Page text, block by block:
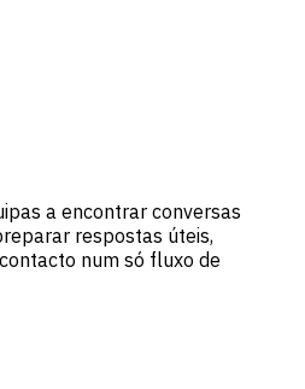
a encontrar conversas
respostas úteis,
num só fluxo de